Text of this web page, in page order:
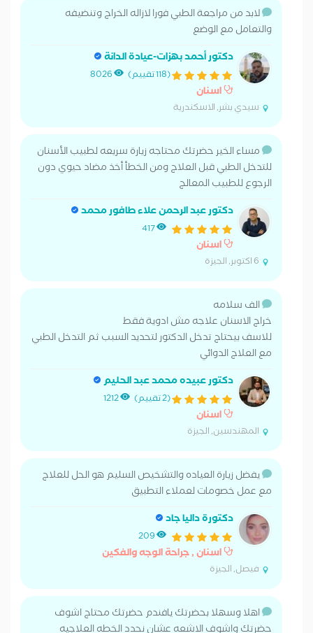
لابد من مراجعة الطبي فورا لازاله الخراج وتنضيفه
والتعامل مع الوضع
دكتور أحمد بهزات-عيادة الدانة
(118 تقييم) 8026
اسنان
سيدي بشر, الاسكندرية
مساء الخير حضرتك محتاجه زيارة سريعه لطبيب الأسنان
للتدخل الطبي قبل العلاج ومن الخطأ أخذ مضاد حيوي دون
الرجوع للطبيب المعالج
دكتور عبد الرحمن علاء طافور محمد
417
اسنان
6 اكتوبر, الجيزة
الف سلامه
خراج الاسنان علاجه مش ادوية فقط
للاسف بيحتاج تدخل الدكتور لتحديد السبب ثم التدخل الطبي
مع العلاج الدوائي
دكتور عبيده محمد عبد الحليم
(2 تقييم) 1212
اسنان
المهندسين, الجيزة
يفضل زيارة العياده والتشخيص السليم هو الحل للعلاج
مع عمل خصومات لعملاء التطبيق
دكتورة داليا جاد
209
اسنان , جراحة الوجه والفكين
فيصل, الجيزة
اهلا وسهلا بحضرتك يافندم حضرتك محتاج اشوف